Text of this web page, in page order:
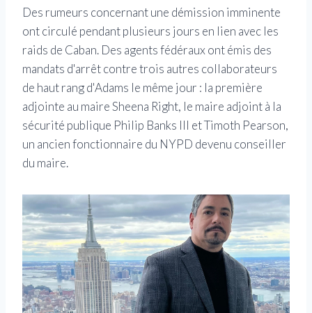
Des rumeurs concernant une démission imminente
ont circulé pendant plusieurs jours en lien avec les
raids de Caban. Des agents fédéraux ont émis des
mandats d'arrêt contre trois autres collaborateurs
de haut rang d'Adams le même jour : la première
adjointe au maire Sheena Right, le maire adjoint à la
sécurité publique Philip Banks III et Timoth Pearson,
un ancien fonctionnaire du NYPD devenu conseiller
du maire.